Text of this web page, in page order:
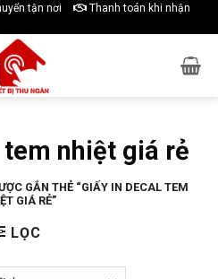
tận nơi
Thanh toán khi nhận
nhiệt giá rẻ
GẮN THẺ “GIẤY IN DECAL TEM
GIÁ RẺ”
LỌC